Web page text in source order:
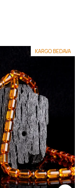
KARGO BEDAVA